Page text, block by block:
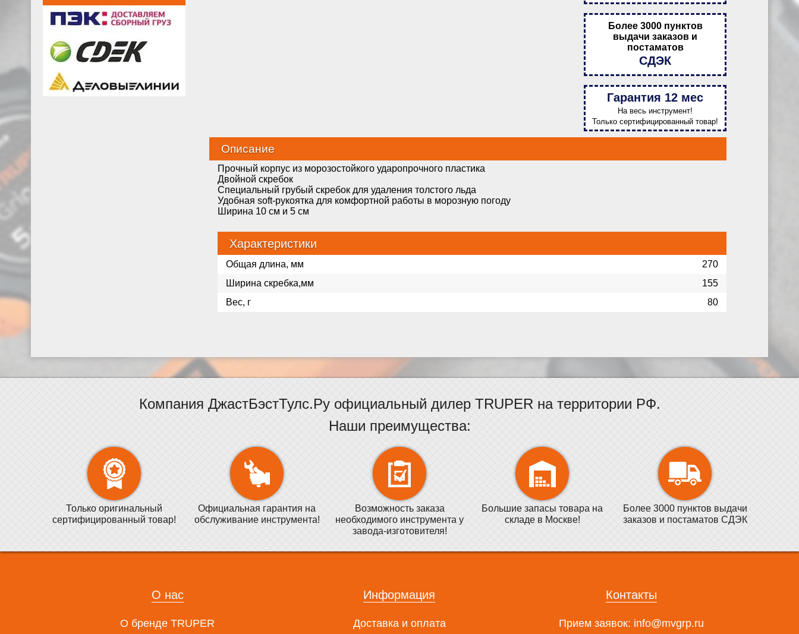
Более 3000 пунктов
выдачи заказов и
постаматов
СДЭК
Гарантия 12 мес
На весь инструмент!
Только сертифицированный товар!
Описание
Прочный корпус из морозостойкого ударопрочного пластика
Двойной скребок
Специальный грубый скребок для удаления толстого льда
Удобная soft-рукоятка для комфортной работы в морозную погоду
Ширина 10 см и 5 см
Характеристики
Общая длина, мм
270
Ширина скребка,мм
155
Вес, г
80
Компания ДжастБэстТулс.Ру официальный дилер TRUPER на территории РФ.
Наши преимущества:
Только оригинальный
сертифицированный товар!
Официальная гарантия на
обслуживание инструмента!
Возможность заказа
необходимого инструмента у
завода-изготовителя!
Большие запасы товара на
складе в Москве!
Более 3000 пунктов выдачи
заказов и постаматов СДЭК
О нас
О бренде TRUPER
Информация
Доставка и оплата
Контакты
Прием заявок: info@mvgrp.ru